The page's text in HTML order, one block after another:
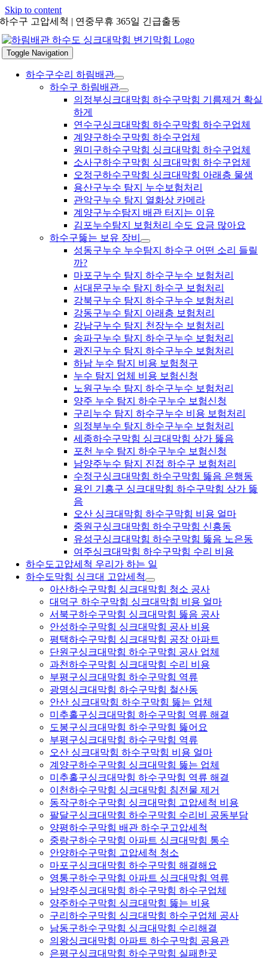
Skip to content
하수구 고압세척 | 연중무휴 365일 긴급출동
Toggle Navigation
하수구수리 하림배관
하수구 하림배관
의정부싱크대막힘 하수구막힘 기름제거 확실
하게
연수구싱크대막힘 하수구막힘 하수구업체
계양구하수구막힘 하수구업체
원미구하수구막힘 싱크대막힘 하수구업체
소사구하수구막힘 싱크대막힘 하수구업체
오정구하수구막힘 싱크대막힘 아래층 물샘
용산구누수 탐지 누수보험처리
관악구누수 탐지 열화상 카메라
계양구누수탐지 배관 터지는 이유
김포누수탐지 보험처리 수도 요금 많아요
하수구뚫는 보유 장비
성동구누수 누수탐지 하수구 어떤 소리 들릴
까?
마포구누수 탐지 하수구누수 보험처리
서대문구누수 탐지 하수구 보험처리
강북구누수 탐지 하수구누수 보험처리
강동구누수 탐지 아래층 보험처리
강남구누수 탐지 천장누수 보험처리
송파구누수 탐지 하수구누수 보험처리
광진구누수 탐지 하수구누수 보험처리
하남 누수 탐지 비용 보험청구
누수 탐지 업체 비용 보험신청
노원구누수 탐지 하수구누수 보험처리
양주 누수 탐지 하수구누수 보험신청
구리누수 탐지 하수구누수 비용 보험처리
의정부누수 탐지 하수구누수 보험처리
세종하수구막힘 싱크대막힘 상가 뚫음
포천 누수 탐지 하수구누수 보험신청
남양주누수 탐지 진접 하수구 보험처리
수정구싱크대막힘 하수구막힘 뚫음 은행동
용인 기흥구 싱크대막힘 하수구막힘 상가 뚫
음
오산 싱크대막힘 하수구막힘 비용 얼마
중원구싱크대막힘 하수구막힘 신흥동
유성구싱크대막힘 하수구막힘 뚫음 노은동
여주싱크대막힘 하수구막힘 수리 비용
하수도고압세척 우리가 하는 일
하수도막힘 싱크대 고압세척
아산하수구막힘 싱크대막힘 청소 공사
대덕구 하수구막힘 싱크대막힘 비용 얼마
서북구하수구막힘 싱크대막힘 뚫음 공사
안성하수구막힘 싱크대막힘 공사 비용
평택하수구막힘 싱크대막힘 공장 아파트
단원구싱크대막힘 하수구막힘 공사 업체
과천하수구막힘 싱크대막힘 수리 비용
부평구싱크대막힘 하수구막힘 역류
광명싱크대막힘 하수구막힘 철산동
안산 싱크대막힘 하수구막힘 뚫는 업체
미추홀구싱크대막힘 하수구막힘 역류 해결
도봉구싱크대막힘 하수구막힘 뚫어요
부평구싱크대막힘 하수구막힘 역류
오산 싱크대막힘 하수구막힘 비용 얼마
계양구하수구막힘 싱크대막힘 뚫는 업체
미추홀구싱크대막힘 하수구막힘 역류 해결
이천하수구막힘 싱크대막힘 침전물 제거
동작구하수구막힘 싱크대막힘 고압세척 비용
팔달구싱크대막힘 하수구막힘 수리비 공동부담
양평하수구막힘 배관 하수구고압세척
중랑구하수구막힘 아파트 싱크대막힘 통수
안양하수구막힘 고압세척 청소
마포구싱크대막힘 하수구막힘 해결해요
영통구하수구막힘 아파트 싱크대막힘 역류
남양주싱크대막힘 하수구막힘 하수구업체
양주하수구막힘 싱크대막힘 뚫는 비용
구리하수구막힘 싱크대막힘 하수구업체 공사
남동구하수구막힘 싱크대막힘 수리해결
의왕싱크대막힘 아파트 하수구막힘 공용관
은평구싱크대막힘 하수구막힘 실패한곳